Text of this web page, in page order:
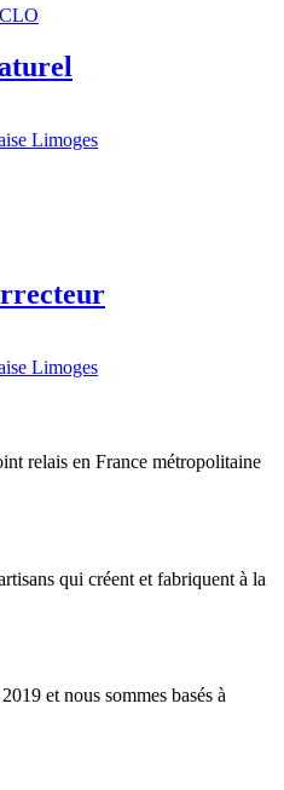
Limoges
Limoges
relais en France métropolitaine
qui créent et fabriquent à la
et nous sommes basés à